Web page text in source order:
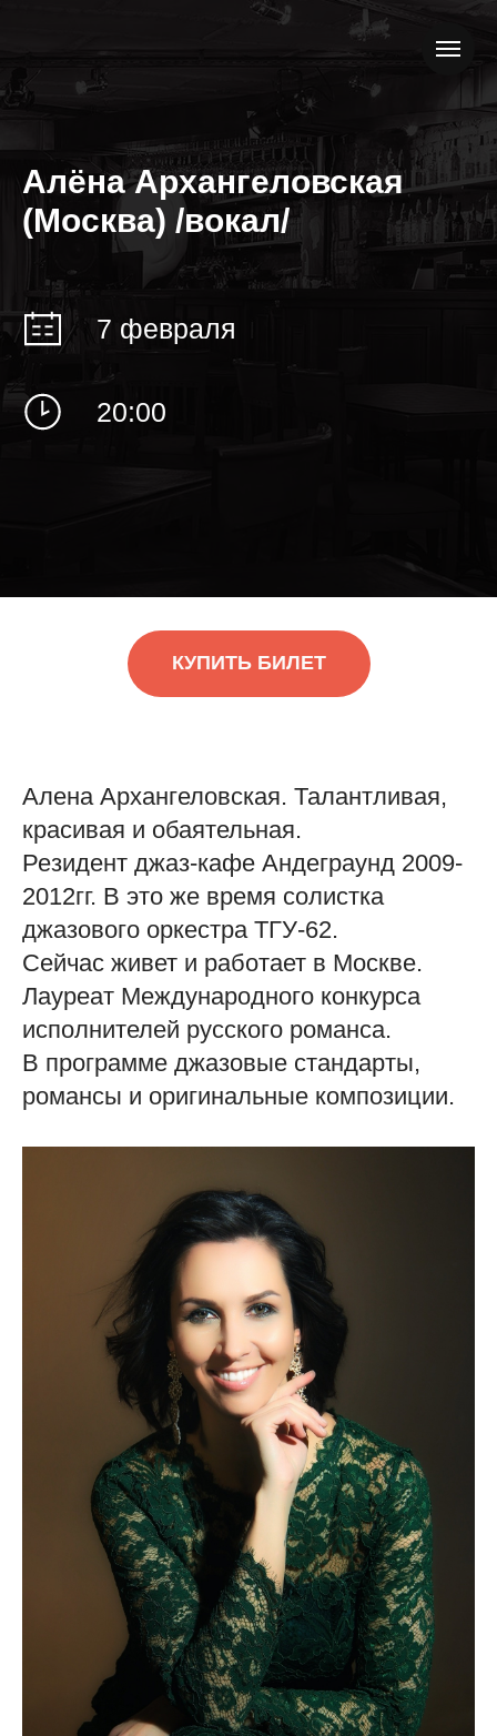
Алёна Архангеловская
(Москва) /вокал/
7 февраля
20:00
КУПИТЬ БИЛЕТ
Алена Архангеловская. Талантливая,
красивая и обаятельная.
Резидент джаз-кафе Андеграунд 2009-
2012гг. В это же время солистка
джазового оркестра ТГУ-62.
Сейчас живет и работает в Москве.
Лауреат Международного конкурса
исполнителей русского романса.
В программе джазовые стандарты,
романсы и оригинальные композиции.